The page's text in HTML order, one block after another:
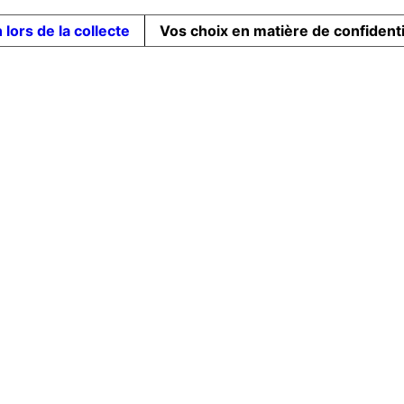
lors de la collecte Vos choix en matière de